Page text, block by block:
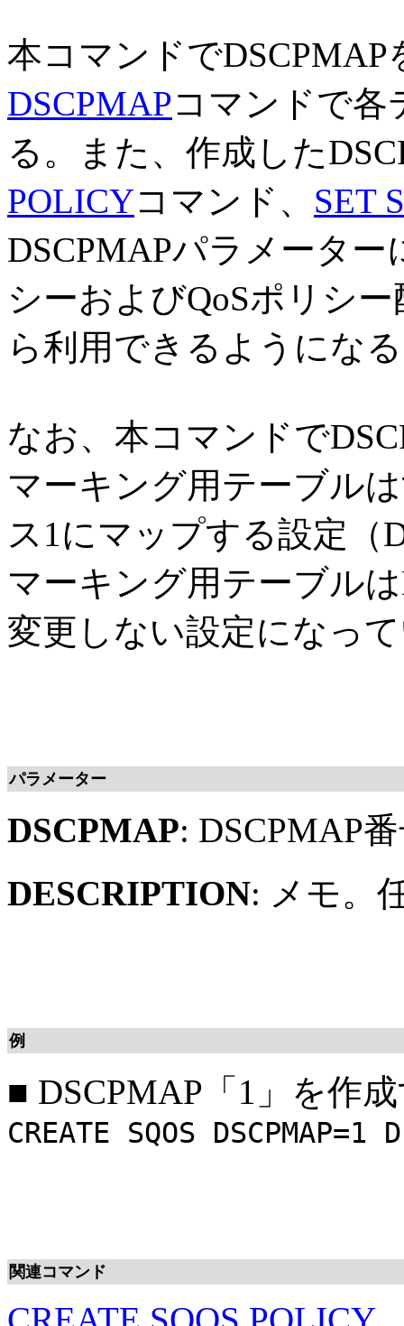
本コマンドで
DSCPMAPコマンドで各
る。また、作成した
POLICYコマンド、 SET
DSCPMAPパラメータ
シーおよびQoSポリシ
ら利用できるようにな
なお、本コマンドで
マーキング用テーブル
ス1にマップする設定（
マーキング用テーブル
変更しない設定になっ
パラメーター
DSCPMAP: DSCPMAP
DESCRIPTION: メモ。
例
■ DSCPMAP「1」を作
CREATE SQOS
関連コマンド